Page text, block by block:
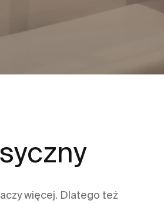
więcej. Dlatego też